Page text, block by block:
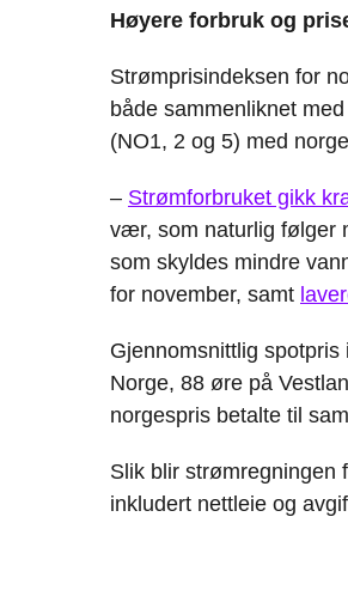
Høyere forbruk og
Strømprisindeksen for
både sammenliknet
(NO1, 2 og 5) med
– Strømforbruket gikk
vær, som naturlig følger
som skyldes mindre
for november, samt
Gjennomsnittlig
Norge, 88 øre på
norgespris betalte til
Slik blir strømregningen
inkludert nettleie og